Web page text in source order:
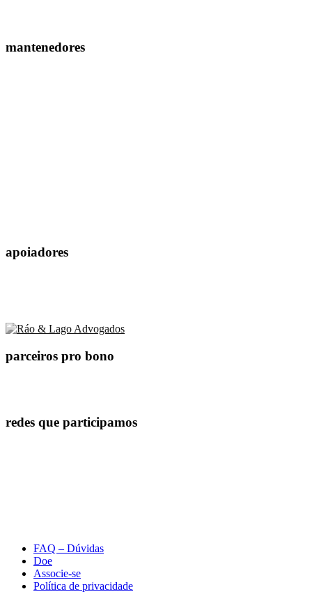
mantenedores
apoiadores
parceiros pro bono
redes que participamos
FAQ – Dúvidas
Doe
Associe-se
Política de privacidade